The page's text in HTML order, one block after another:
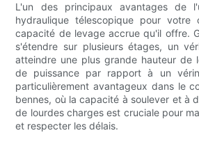
L'un des principaux avantages de
hydraulique télescopique pour votre
capacité de levage accrue qu'il offre.
s'étendre sur plusieurs étages, un
atteindre une plus grande hauteur de
de puissance par rapport à un
particulièrement avantageux dans le
bennes, où la capacité à soulever et à
de lourdes charges est cruciale pour
et respecter les délais.